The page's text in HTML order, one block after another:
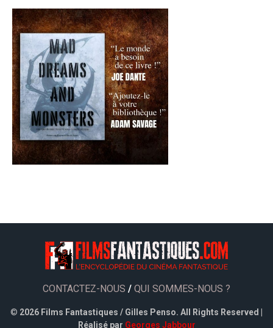
CONTACTEZ-NOUS / QUI SOMMES-NOUS ?
© 2026 Films Fantastiques / Gilles Penso. All Rights Reserved |
Réalisé par Georges Jabbour